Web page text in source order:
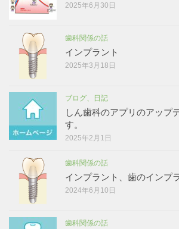
2025年6月30日
歯科関係の話
インプラント
2025年3月18日
ブログ、日記
しん歯科のアプリのアップ
す。
2025年2月1日
歯科関係の話
インプラント、歯のインプ
2024年6月10日
歯科関係の話